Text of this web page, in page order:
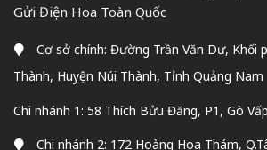
Gửi Điện Hoa Toàn Quốc
Cơ sở chính: Đường Trần Văn Dư, Khối
Thành, Huyện Núi Thành, Tỉnh Quảng Nam
Chi nhánh 1: 58 Thích Bửu Đăng, P1, Gò
Chi nhánh 2: 172 Hoàng Hoa Thám,